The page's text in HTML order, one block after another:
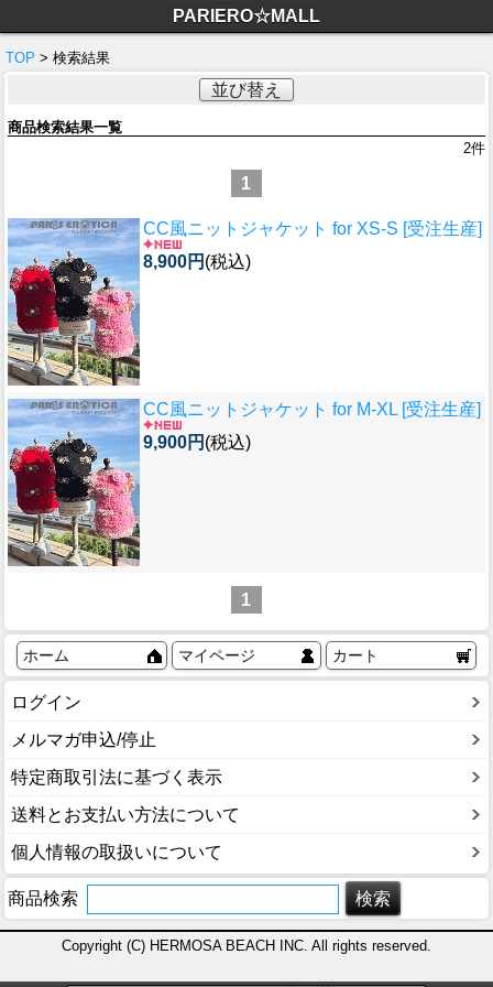
PARIERO☆MALL
TOP > 検索結果
並び替え
商品検索結果一覧
2件
1
CC風ニットジャケット for XS-S [受注生産]
8,900円 (税込)
CC風ニットジャケット for M-XL [受注生産]
9,900円 (税込)
1
ホーム マイページ カート
ログイン
メルマガ申込/停止
特定商取引法に基づく表示
送料とお支払い方法について
個人情報の取扱いについて
商品検索
Copyright (C) HERMOSA BEACH INC. All rights reserved.